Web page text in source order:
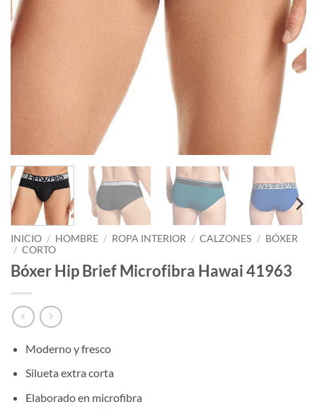
INICIO / HOMBRE / ROPA INTERIOR / CALZONES / BÓXER
/ CORTO
Bóxer Hip Brief Microfibra Hawai 41963
Moderno y fresco
Silueta extra corta
Elaborado en microfibra